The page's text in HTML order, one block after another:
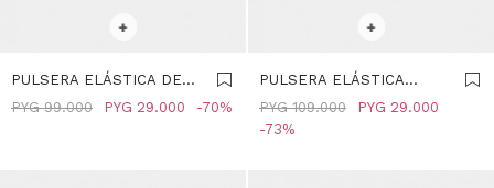
+
PULSERA ELÁSTICA DE
CUENTAS CON ESMALTE -
PYG 29.000
PYG 99.000 70
+
PULSERA ELÁSTICA
EFECTO PIEDRA -
MULTICOLOR
PYG 29.000
PYG 109.000
73